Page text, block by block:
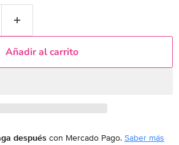
Añadir al carrito
después con Mercado Pago. Saber más